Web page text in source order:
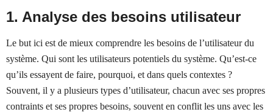
1. Analyse des besoins utilisateur
Le but ici est de mieux comprendre les besoins de l’utilisateur du
système. Qui sont les utilisateurs potentiels du système. Qu’est-ce
qu’ils essayent de faire, pourquoi, et dans quels contextes ?
Souvent, il y a plusieurs types d’utilisateur, chacun avec ses propres
contraints et ses propres besoins, souvent en conflit les uns avec les